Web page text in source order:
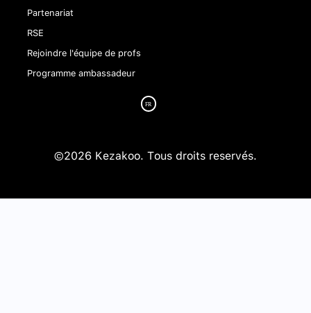
Partenariat
RSE
Rejoindre l'équipe de profs
Programme ambassadeur
©2026 Kezakoo. Tous droits reservés.